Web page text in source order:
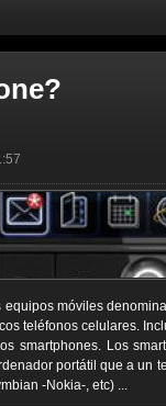
móviles
teléfonos celulares.
smartphones. Los
portátil que a un
-Nokia-, etc) ...